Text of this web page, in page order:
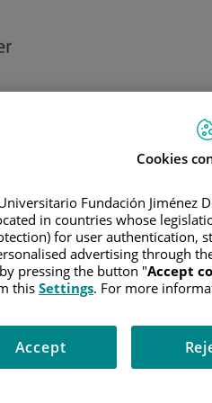
Instalaciones
tecnología
/INFORMACIÓN Y SOPORTE
describir su tamaño y si se ha
para ayudar a los
de la cabeza y cuello es el
Cookies
Fundación Jiménez
in countries whose
for user authentication,
advertising through
pressing the button "Accept
thisSettings. For more
Accept